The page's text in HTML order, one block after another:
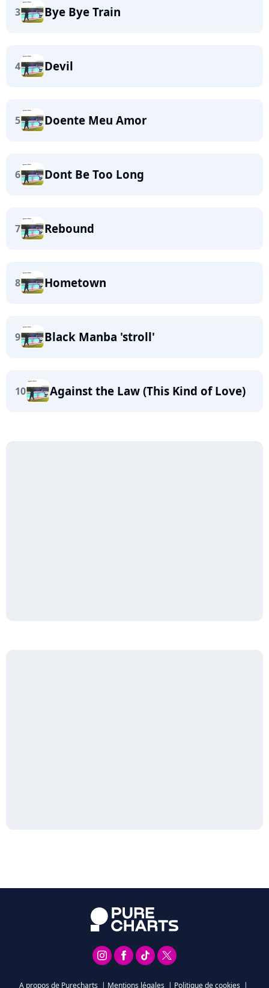
3 Bye Bye Train
4 Devil
5 Doente Meu Amor
6 Dont Be Too Long
7 Rebound
8 Hometown
9 Black Manba 'stroll'
10 Against the Law (This Kind of Love)
A propos de Purecharts | Mentions légales | Politique de cookies |